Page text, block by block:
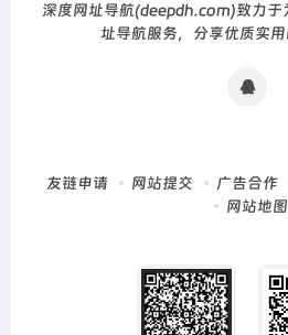
深度网址导航(deepdh.com)致力于
址导航服务，分享优质实用
友链申请 网站提交 广告合作
网站地图